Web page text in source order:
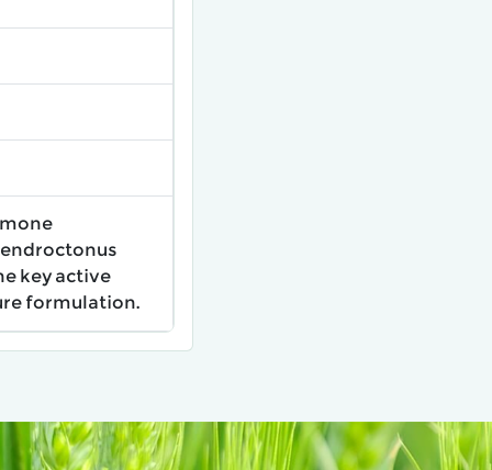
key active
formulation.